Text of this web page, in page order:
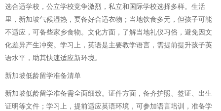
选合适学校，公立学校竞争激烈，私立和国际学校选择多样。生活
里，新加坡气候湿热，要备好合适衣物；当地饮食多元，但孩子可能
不适应，可备些家乡食物。文化方面，了解当地礼仪习俗，避免因文
化差异产生冲突。学习上，英语是主要教学语言，需提前提升孩子英
语水平，助其快速适应新环境。
新加坡低龄留学准备清单
新加坡低龄留学准备需全面细致。证件方面，备齐护照、签证、出生
证明等文件；学习上，提前适应英语环境，可参加语言培训，准备学